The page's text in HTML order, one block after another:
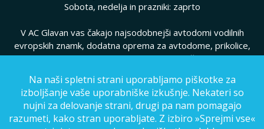
Sobota, nedelja in prazniki: zaprto
V AC Glavan vas čakajo najsodobnejši avtodomi vodilnih
evropskih znamk, dodatna oprema za avtodome, prikolice,
hkrati pa vam ponujamo kvaliteten servis vaših avtodomov.